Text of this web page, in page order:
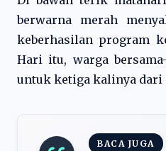
berwarna merah
keberhasilan program
Hari itu, warga
untuk ketiga kalinya dari
BACA JUGA